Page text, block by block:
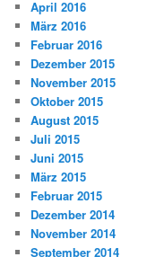
April 2016
März 2016
Februar 2016
Dezember 2015
November 2015
Oktober 2015
August 2015
Juli 2015
Juni 2015
März 2015
Februar 2015
Dezember 2014
November 2014
September 2014